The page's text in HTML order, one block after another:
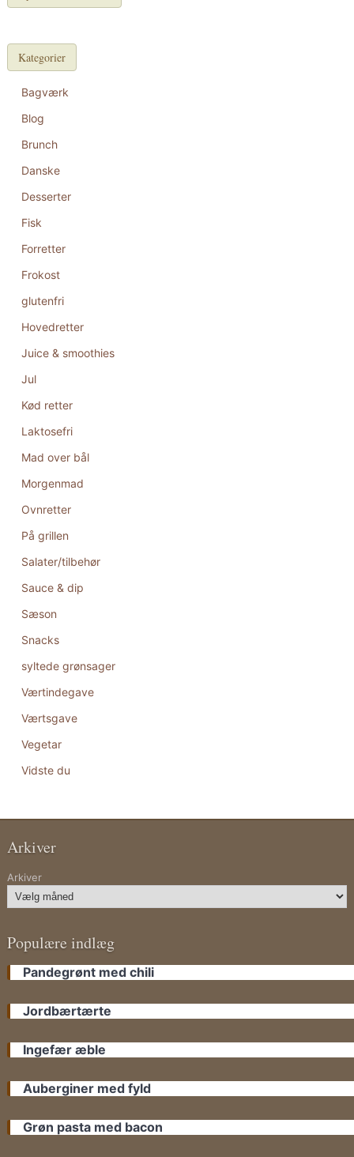
Kategorier
Bagværk
Blog
Brunch
Danske
Desserter
Fisk
Forretter
Frokost
glutenfri
Hovedretter
Juice & smoothies
Jul
Kød retter
Laktosefri
Mad over bål
Morgenmad
Ovnretter
På grillen
Salater/tilbehør
Sauce & dip
Sæson
Snacks
syltede grønsager
Værtindegave
Værtsgave
Vegetar
Vidste du
Arkiver
Arkiver
Populære indlæg
Pandegrønt med chili
Jordbærtærte
Ingefær æble
Auberginer med fyld
Grøn pasta med bacon